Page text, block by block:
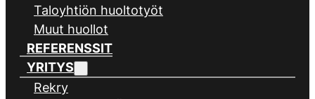
Taloyhtiön huoltotyöt
Muut huollot
REFERENSSIT
YRITYS
Rekry